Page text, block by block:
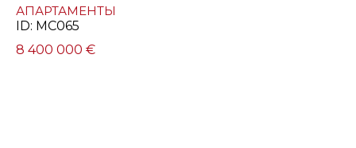
АПАРТАМЕНТЫ
ID: MC065
8 400 000 €